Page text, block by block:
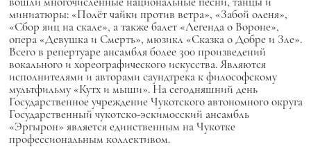
миниатюры: «Полёт чайки против ветра», «Забой оленя»,
«Сбор яиц на скале», а также балет «Легенда о Вороне»,
опера «Девушка и Смерть», мюзикл «Сказка о Добре и Зле».
Всего в репертуаре ансамбля более 300 произведений
вокального и хореографического искусства. Являются
исполнителями и авторами саундтрека к философскому
мультфильму «Кутх и мыши». На сегодняшний день
Государственное учреждение Чукотского автономного округа
Государственный чукотско-эскимосский ансамбль
«Эргырон» является единственным на Чукотке
профессиональным коллективом.